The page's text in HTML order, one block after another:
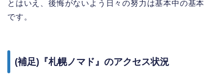
とはいえ、後悔がないよう日々の努力は基本中の基本
です。
(補足)『札幌ノマド』のアクセス状況